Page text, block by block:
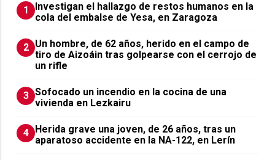
1
Investigan el hallazgo de restos humanos en la
cola del embalse de Yesa, en Zaragoza
2 Un hombre, de 62 años, herido en el campo de
tiro de Aizoáin tras golpearse con el cerrojo de
un rifle
3 Sofocado un incendio en la cocina de una
vivienda en Lezkairu
4
Herida grave una joven, de 26 años, tras un
aparatoso accidente en la NA-122, en Lerín